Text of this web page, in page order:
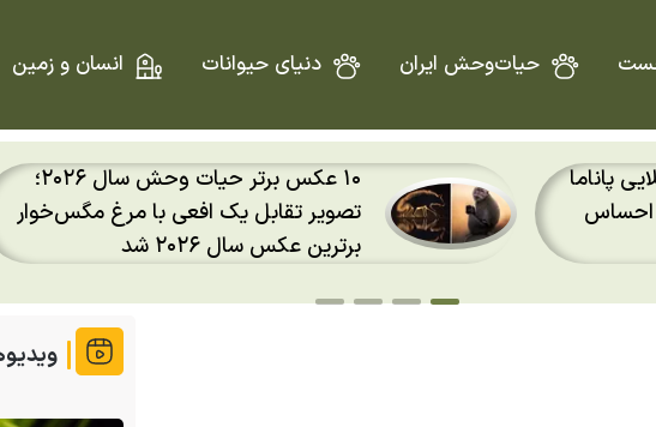
حیات‌وحش ایران دنیای حیوانات انسان و زمین
۱۰ عکس برتر حیات وحش سال ۲۰۲۶؛
راکت سرگردان و ۴ هزار کیلویی
اسپیس‌اکس با سرعت هشت هزار و ۶۹۰
کیلومتر در ساعت به ماه برخورد کرد